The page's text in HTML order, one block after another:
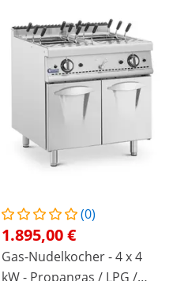
(0)
1.895,00 €
Gas-Nudelkocher - 4 x 4
kW - Propangas / LPG /